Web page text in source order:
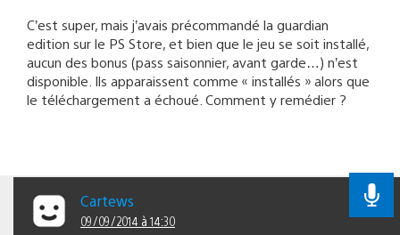
C’est super, mais j’avais précommandé la guardian
edition sur le PS Store, et bien que le jeu se soit installé,
aucun des bonus (pass saisonnier, avant garde…) n’est
disponible. Ils apparaissent comme « installés » alors que
le téléchargement a échoué. Comment y remédier ?
Cartews
09/09/2014 à 14:30